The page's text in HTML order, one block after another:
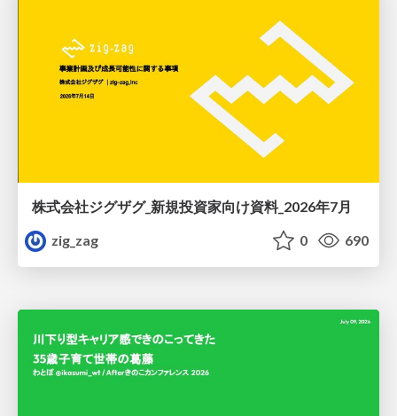
株式会社ジグザグ_新規投資家向け資料_2026年7月
zig_zag
0 690